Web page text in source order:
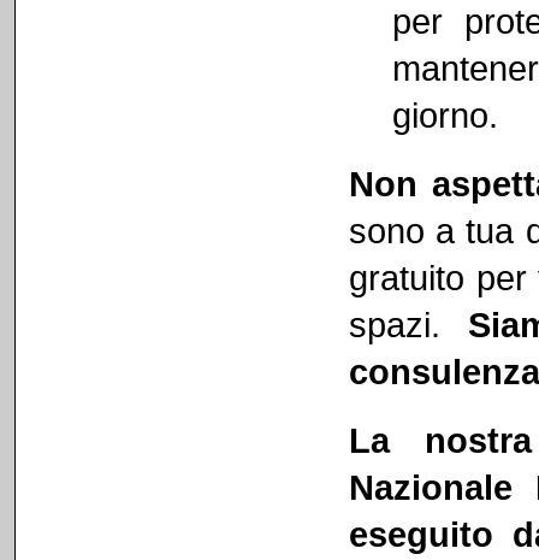
per
giorno.
Non
sono a tua
gratuito
spazi.
La
eseguito